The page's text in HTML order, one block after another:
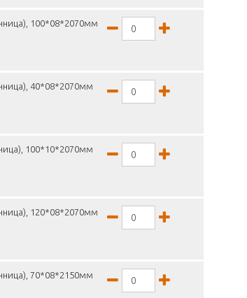
100*08*2070мм
40*08*2070мм
100*10*2070мм
120*08*2070мм
70*08*2150мм